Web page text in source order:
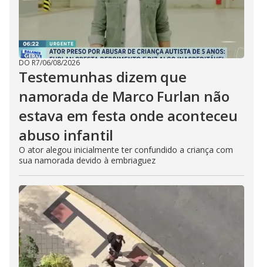
DO R7/06/08/2026
Testemunhas dizem que
namorada de Marco Furlan não
estava em festa onde aconteceu
abuso infantil
O ator alegou inicialmente ter confundido a criança com
sua namorada devido à embriaguez